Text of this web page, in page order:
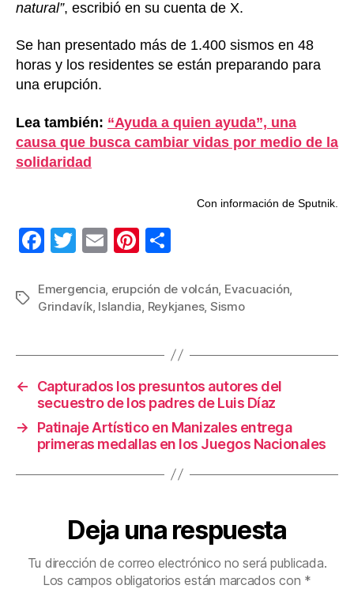
natural”, escribió en su cuenta de X.
Se han presentado más de 1.400 sismos en 48
horas y los residentes se están preparando para
una erupción.
Lea también: “Ayuda a quien ayuda”, una
causa que busca cambiar vidas por medio de la
solidaridad
Con información de Sputnik.
F
c
e
o
k
T
tt
er
E
ail
Pi
er
e
m
p
ar
tir
Etiquetas
Emergencia erupción de volcán Evacuación
Grindavík, Islandia Reykjanes, Sismo
←
Capturados los presuntos autores del
secuestro de los padres de Luis Díaz
→
Patinaje Artístico en Manizales entrega
primeras medallas en los Juegos Nacionales
Deja una respuesta
Tu dirección de correo electrónico no será publicada.
Los campos obligatorios están marcados con *